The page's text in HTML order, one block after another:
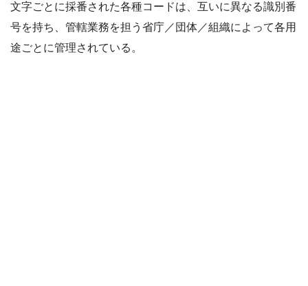
文字ごとに採番された各種コードは、互いに異なる識別番
号を持ち、管轄業務を担う省庁／団体／組織によって各用
途ごとに管理されている。